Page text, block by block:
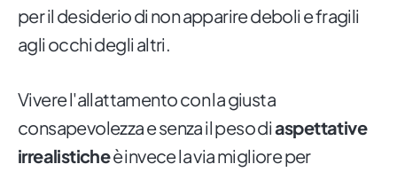
per il desiderio di non apparire deboli e fragili
agli occhi degli altri.
Vivere l'allattamento con la giusta
consapevolezza e senza il peso diaspettative
irrealisticheè invece la via migliore per